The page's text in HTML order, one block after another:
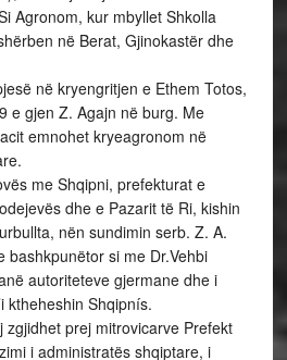
Agronom, kur mbyllet Shkolla
në Berat, Gjinokastër dhe
në kryengritjen e Ethem Totos,
e gjen Z. Agajn në burg. Me
emnohet kryeagronom në
me Shqipni, prefekturat e
dhe e Pazarit të Ri, kishin
nën sundimin serb. Z. A.
bashkpunëtor si me Dr.Vehbi
autoriteteve gjermane dhe i
ktheheshin Shqipnís.
zgjidhet prej mitrovicarve Prefekt
i administratës shqiptare, i